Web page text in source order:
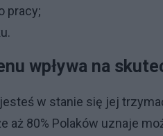
pracy;
wpływa na
w stanie się jej
aż 80% Polaków uznaje